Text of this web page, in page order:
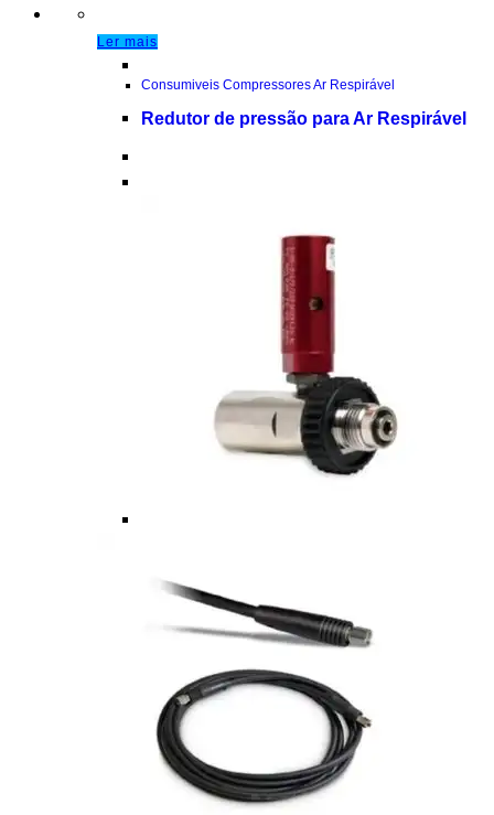
Ler mais
Consumiveis Compressores Ar Respirável
Redutor de pressão para Ar Respirável